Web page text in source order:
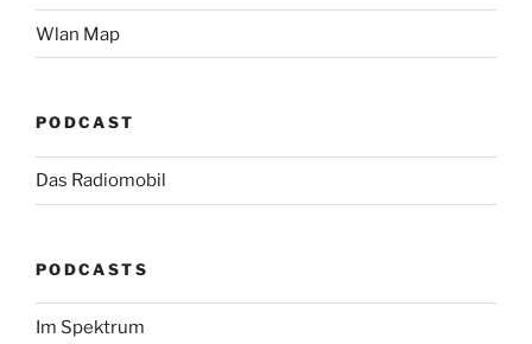
Wlan Map
PODCAST
Das Radiomobil
PODCASTS
Im Spektrum